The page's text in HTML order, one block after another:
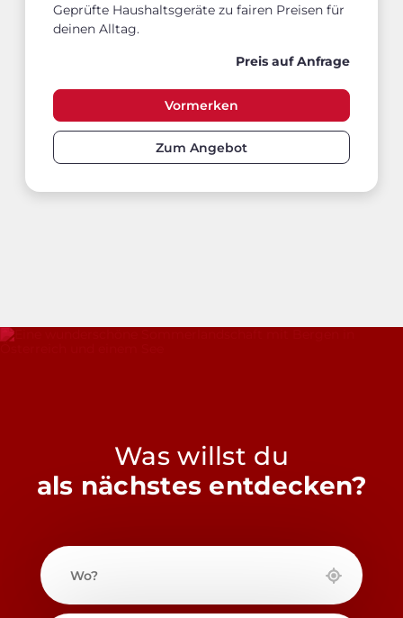
Geprüfte Haushaltsgeräte zu fairen Preisen für
deinen Alltag.
Preis auf Anfrage
Vormerken
Zum Angebot
Was willst du
als nächstes entdecken?
Wo?